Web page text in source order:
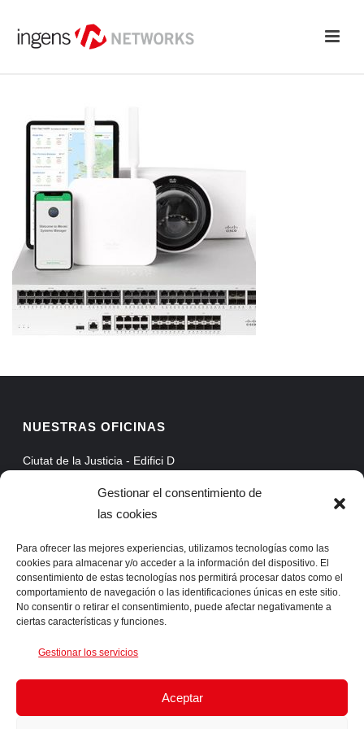
Gestionar el consentimiento de
las cookies
Para ofrecer las mejores experiencias, utilizamos tecnologías como las
cookies para almacenar y/o acceder a la información del dispositivo. El
consentimiento de estas tecnologías nos permitirá procesar datos como el
comportamiento de navegación o las identificaciones únicas en este sitio.
No consentir o retirar el consentimiento, puede afectar negativamente a
ciertas características y funciones.
Gestionar los servicios
Aceptar
NUESTRAS OFICINAS
Ciutat de la Justicia - Edifici D
Extranet
ProAssist
SSLVPN
CONTACTA CON NOSOTROS